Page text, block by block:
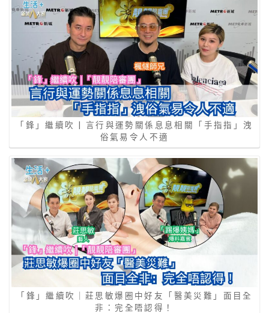
「鋒」繼續吹 | 言行與運勢關係息息相關「手指指」洩
俗氣易令人不適
「鋒」繼續吹｜莊思敏爆圈中好友「醫美災難」面目全
非：完全唔認得！